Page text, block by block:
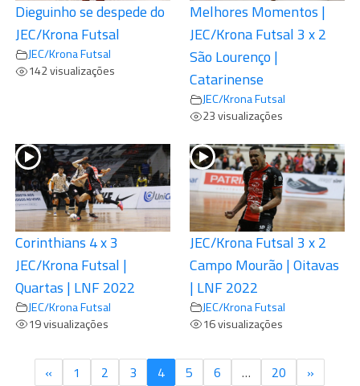
Dieguinho se despede do
JEC/Krona Futsal
JEC/Krona Futsal
142 visualizações
Melhores Momentos |
JEC/Krona Futsal 3 x 2
São Lourenço |
Catarinense
JEC/Krona Futsal
23 visualizações
Corinthians 4 x 3
JEC/Krona Futsal |
Quartas | LNF 2022
JEC/Krona Futsal
19 visualizações
JEC/Krona Futsal 3 x 2
Campo Mourão | Oitavas
| LNF 2022
JEC/Krona Futsal
16 visualizações
« 1 2 3 4 5 6 … 20 »